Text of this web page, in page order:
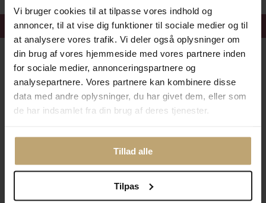
Vi bruger cookies til at tilpasse vores indhold og
annoncer, til at vise dig funktioner til sociale medier og til
at analysere vores trafik. Vi deler også oplysninger om
din brug af vores hjemmeside med vores partnere inden
for sociale medier, annonceringspartnere og
analysepartnere. Vores partnere kan kombinere disse
data med andre oplysninger, du har givet dem, eller som
de har indsamlet fra din brug af deres tjenester.
Tillad alle
Tilpas
Få 15% velkomstrabat
Følg med i vores nyhedsbrev
Læs mere her
Tilmeld mig nyhedsbrevet